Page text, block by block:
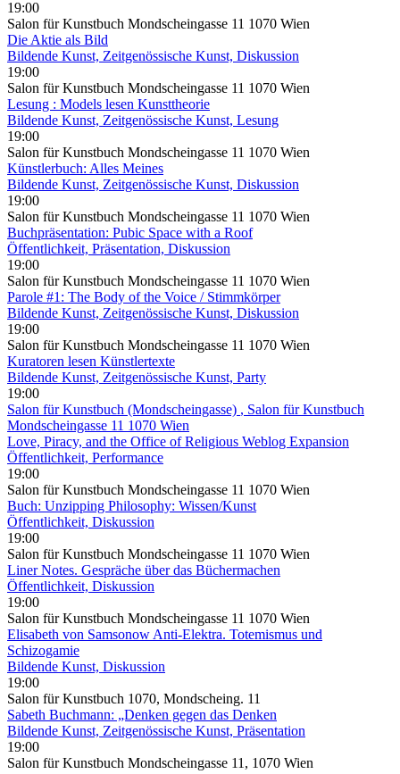
19:00
Salon für Kunstbuch Mondscheingasse 11 1070 Wien
Die Aktie als Bild
Bildende Kunst, Zeitgenössische Kunst, Diskussion
19:00
Salon für Kunstbuch Mondscheingasse 11 1070 Wien
Lesung : Models lesen Kunsttheorie
Bildende Kunst, Zeitgenössische Kunst, Lesung
19:00
Salon für Kunstbuch Mondscheingasse 11 1070 Wien
Künstlerbuch: Alles Meines
Bildende Kunst, Zeitgenössische Kunst, Diskussion
19:00
Salon für Kunstbuch Mondscheingasse 11 1070 Wien
Buchpräsentation: Pubic Space with a Roof
Öffentlichkeit, Präsentation, Diskussion
19:00
Salon für Kunstbuch Mondscheingasse 11 1070 Wien
Parole #1: The Body of the Voice / Stimmkörper
Bildende Kunst, Zeitgenössische Kunst, Diskussion
19:00
Salon für Kunstbuch Mondscheingasse 11 1070 Wien
Kuratoren lesen Künstlertexte
Bildende Kunst, Zeitgenössische Kunst, Party
19:00
Salon für Kunstbuch (Mondscheingasse) , Salon für Kunstbuch
Mondscheingasse 11 1070 Wien
Love, Piracy, and the Office of Religious Weblog Expansion
Öffentlichkeit, Performance
19:00
Salon für Kunstbuch Mondscheingasse 11 1070 Wien
Buch: Unzipping Philosophy: Wissen/Kunst
Öffentlichkeit, Diskussion
19:00
Salon für Kunstbuch Mondscheingasse 11 1070 Wien
Liner Notes. Gespräche über das Büchermachen
Öffentlichkeit, Diskussion
19:00
Salon für Kunstbuch Mondscheingasse 11 1070 Wien
Elisabeth von Samsonow Anti-Elektra. Totemismus und
Schizogamie
Bildende Kunst, Diskussion
19:00
Salon für Kunstbuch 1070, Mondscheing. 11
Sabeth Buchmann: „Denken gegen das Denken
Bildende Kunst, Zeitgenössische Kunst, Präsentation
19:00
Salon für Kunstbuch Mondscheingasse 11, 1070 Wien